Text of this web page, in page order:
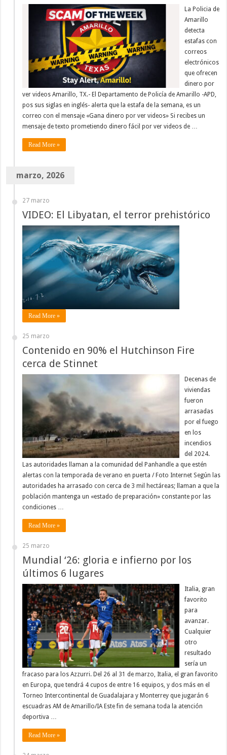
La Policia de
Amarillo
detecta
estafas con
correos
electrónicos
que ofrecen
dinero por
ver videos Amarillo, TX.- El Departamento de Policía de Amarillo -APD,
pos sus siglas en inglés- alerta que la estafa de la semana, es un
correo con el mensaje «Gana dinero por ver videos» Si recibes un
mensaje de texto prometiendo dinero fácil por ver videos de …
Read More »
marzo, 2026
27 marzo
VIDEO: El Libyatan, el terror prehistórico
Read More »
25 marzo
Contenido en 90% el Hutchinson Fire
cerca de Stinnet
Decenas de
viviendas
fueron
arrasadas
por el fuego
en los
incendios
del 2024.
Las autoridades llaman a la comunidad del Panhandle a que estén
alertas con la temporada de verano en puerta / Foto Internet Según las
autoridades ha arrasado con cerca de 3 mil hectáreas; llaman a que la
población mantenga un «estado de preparación» constante por las
condiciones …
Read More »
25 marzo
Mundial ‘26: gloria e infierno por los
últimos 6 lugares
Italia, gran
favorito
para
avanzar.
Cualquier
otro
resultado
sería un
fracaso para los Azzurri. Del 26 al 31 de marzo, Italia, el gran favorito
en Europa, que tendrá 4 cupos de entre 16 equipos, y dos más en el
Torneo Intercontinental de Guadalajara y Monterrey que jugarán 6
escuadras AM de Amarillo/IA Este fin de semana toda la atención
deportiva …
Read More »